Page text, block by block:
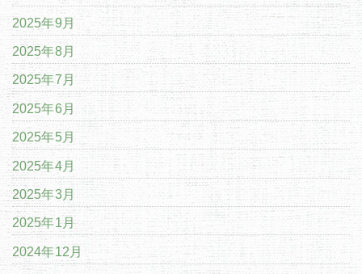
2025年9月
2025年8月
2025年7月
2025年6月
2025年5月
2025年4月
2025年3月
2025年1月
2024年12月